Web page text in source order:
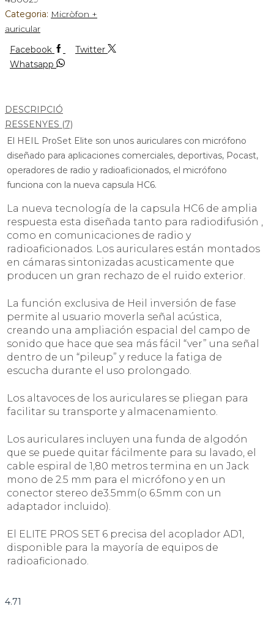
Categoria: Micròfon +
auricular
Facebook
Twitter
Whatsapp
DESCRIPCIÓ
RESSENYES (7)
El HEIL ProSet Elite son unos auriculares con micrófono
diseñado para aplicaciones comerciales, deportivas, Pocast,
operadores de radio y radioaficionados, el micrófono
funciona con la nueva capsula HC6.
La nueva tecnología de la capsula HC6 de amplia
respuesta esta diseñada tanto para radiodifusión ,
como en comunicaciones de radio y
radioaficionados. Los auriculares están montados
en cámaras sintonizadas acusticamente que
producen un gran rechazo de el ruido exterior.
La función exclusiva de Heil inversión de fase
permite al usuario moverla señal acústica,
creando una ampliación espacial del campo de
sonido que hace que sea más fácil “ver” una señal
dentro de un “pileup” y reduce la fatiga de
escucha durante el uso prolongado.
Los altavoces de los auriculares se pliegan para
facilitar su transporte y almacenamiento.
Los auriculares incluyen una funda de algodón
que se puede quitar fácilmente para su lavado, el
cable espiral de 1,80 metros termina en un Jack
mono de 2.5 mm para el micrófono y en un
conector stereo de3.5mm(o 6.5mm con un
adaptador incluido).
El ELITE PROS SET 6 precisa del acoplador AD1,
disponible para la mayoría de equipos de
radioaficionado.
4.71